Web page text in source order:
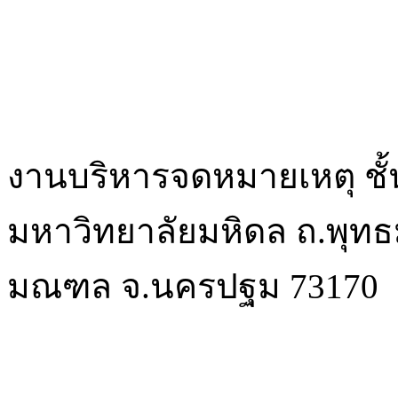
งานบริหารจดหมายเหตุ
มหาวิทยาลัยมหิดล ถ.พุท
มณฑล จ.นครปฐม 73170